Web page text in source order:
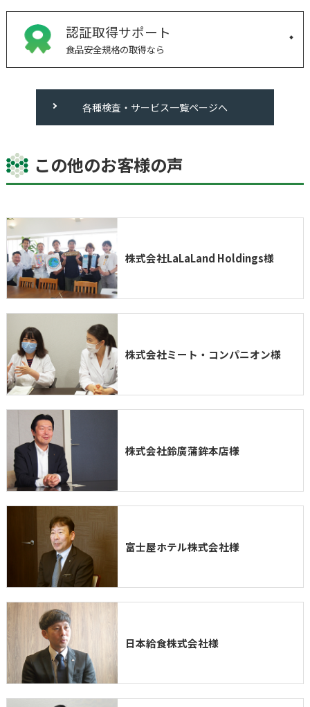
認証取得サポート
食品安全規格の取得なら
各種検査・サービス一覧ページへ
この他のお客様の声
株式会社LaLaLand Holdings様
株式会社ミート・コンパニオン様
株式会社鈴廣蒲鉾本店様
富士屋ホテル株式会社様
日本給食株式会社様